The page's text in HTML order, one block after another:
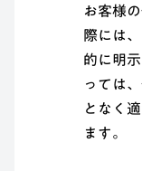
お客様
際には
的に明
っては
となく
ます。